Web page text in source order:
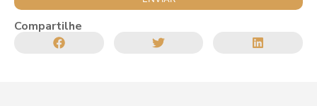
Compartilhe